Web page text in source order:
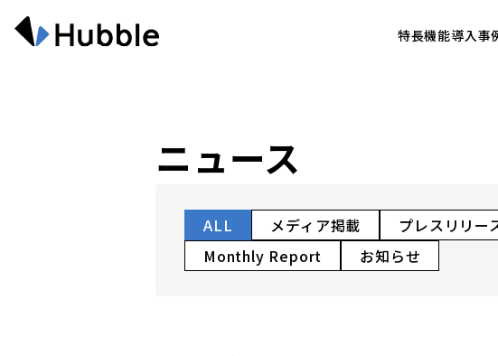
特長機能導入事
ニュース
ALL メディア掲載 プレスリリー
Monthly Report
お知らせ